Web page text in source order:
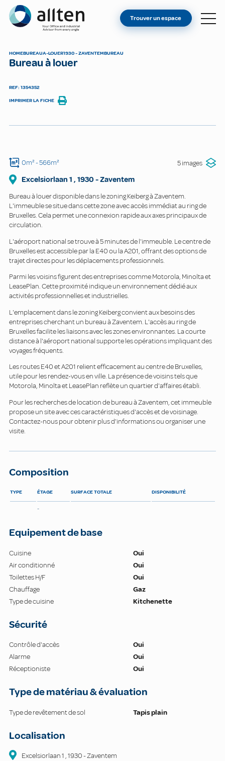
Allten
TROUVER UN ESPACE
Trouver un espace
HOMEBUREAUA-LOUER1930 - ZAVENTEMBUREAU
Bureau à louer
REF: 1354352
IMPRIMER LA FICHE
0m²- 566m² 5 images
Excelsiorlaan 1 , 1930 -Zaventem
Bureau à louer disponible dans le zoning Keiberg à Zaventem.
L'immeuble se situe dans cette zone avec accès immédiat au ring de
Bruxelles. Cela permet une connexion rapide aux axes principaux de
circulation.
L'aéroport national se trouve à 5 minutes de l'immeuble. Le centre de
Bruxelles est accessible par la E40 ou la A201, offrant des options de
trajet directes pour les déplacements professionnels.
Parmi les voisins figurent des entreprises comme Motorola, Minolta et
LeasePlan. Cette proximité indique un environnement dédié aux
activités professionnelles et industrielles.
L'emplacement dans le zoning Keiberg convient aux besoins des
entreprises cherchant un bureau à Zaventem. L'accès au ring de
Bruxelles facilite les liaisons avec les zones environnantes. La courte
distance à l'aéroport national supporte les opérations impliquant des
voyages fréquents.
Les routes E40 et A201 relient efficacement au centre de Bruxelles,
utile pour les rendez-vous en ville. La présence de voisins tels que
Motorola, Minolta et LeasePlan reflète un quartier d'affaires établi.
Pour les recherches de location de bureau à Zaventem, cet immeuble
propose un site avec ces caractéristiques d'accès et de voisinage.
Contactez-nous pour obtenir plus d'informations ou organiser une
visite.
Composition
TYPE ÉTAGE SURFACE TOTALE DISPONIBILITÉ
-
Equipement de base
Cuisine
Oui
Air conditionné
Oui
Toilettes H/F
Oui
Chauffage
Gaz
Type de cuisine
Kitchenette
Sécurité
Contrôle d'accès
Oui
Alarme
Oui
Réceptioniste
Oui
Type de matériau & évaluation
Type de revêtement de sol Tapis plain
Localisation
Excelsiorlaan1 ,1930-Zaventem